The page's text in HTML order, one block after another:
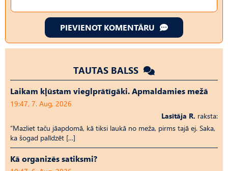
PIEVIENOT KOMENTĀRU
TAUTAS BALSS
Laikam kļūstam vieglprātīgāki. Apmaldamies mežā
19:47, 7. Aug, 2026
Lasītāja R. raksta:
“Mazliet taču jāapdomā, kā tiksi laukā no meža, pirms tajā ej. Saka,
ka šogad palīdzēt […]
Kā organizēs satiksmi?